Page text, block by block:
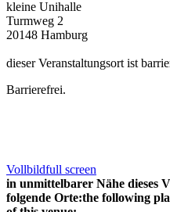
kleine Unihalle
Turmweg 2
20148 Hamburg
dieser Veranstaltungsort ist
Barrierefrei.
Vollbildfull screen
in unmittelbarer Nähe dieses
folgende Orte:the following